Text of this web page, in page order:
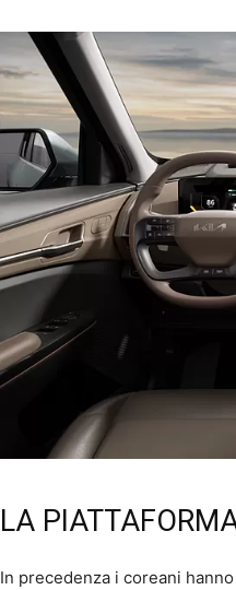
LA
In precedenza i coreani